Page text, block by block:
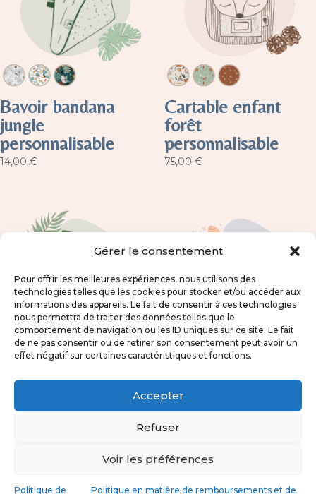
Gérer le consentement
Pour offrir les meilleures expériences, nous utilisons des
technologies telles que les cookies pour stocker et/ou accéder aux
informations des appareils. Le fait de consentir à ces technologies
nous permettra de traiter des données telles que le
comportement de navigation ou les ID uniques sur ce site. Le fait
de ne pas consentir ou de retirer son consentement peut avoir un
effet négatif sur certaines caractéristiques et fonctions.
Accepter
Refuser
Voir les préférences
Politique de Politique en matière de remboursements et de
Bavoir bandana
jungle
personnalisable
14,00 €
Cartable enfant
forêt
personnalisable
75,00 €
Bavoir
jungle col Claudine
Protège carnet de
santé océan
personnalisable
35,00